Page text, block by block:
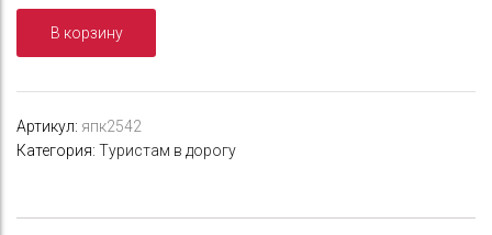
В корзину
Артикул: япк2542
Категория: Туристам в дорогу